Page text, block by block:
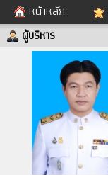
หน้าหลัก
ผู้บริหาร